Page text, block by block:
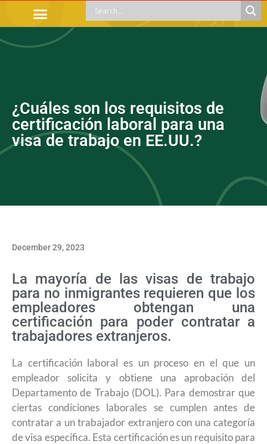
¿Cuáles son los requisitos de
certificación laboral para una
visa de trabajo en EE.UU.?
December 29, 2023
La mayoría de las visas de trabajo
para no inmigrantes requieren que los
empleadores obtengan una
certificación para poder contratar a
trabajadores extranjeros.
La certificación laboral es un proceso en el que un
empleador solicita y obtiene una aprobación del
Departamento de Trabajo (DOL). Para demostrar que
ciertas condiciones laborales se cumplen antes de
contratar a un trabajador extranjero con una categoría
de visa específica. Esta certificación es un requisito para